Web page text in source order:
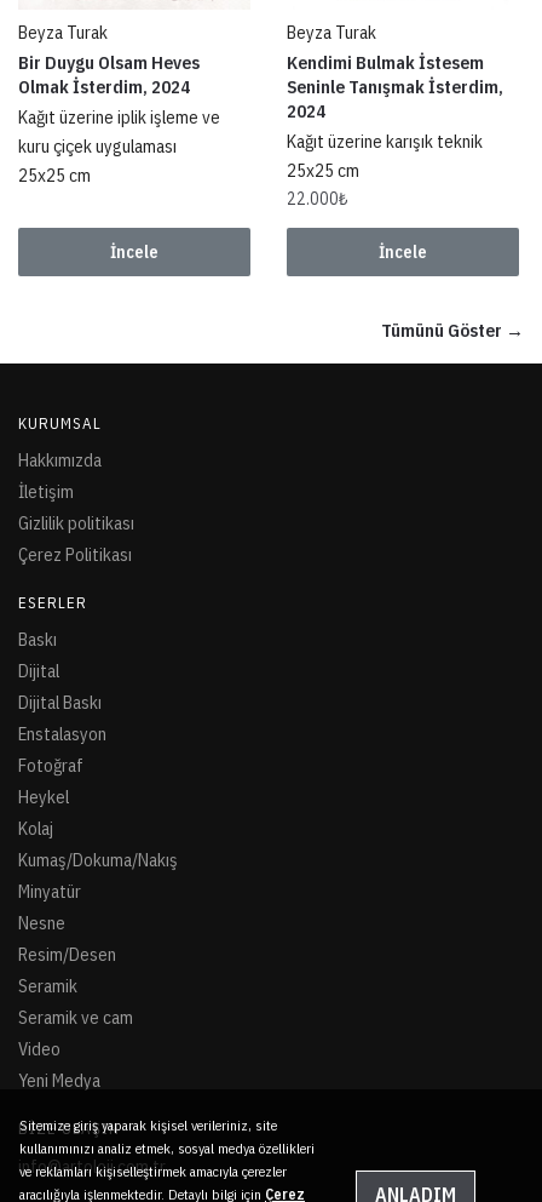
Beyza Turak
Bir Duygu Olsam Heves
Olmak İsterdim, 2024
Kağıt üzerine iplik işleme ve
kuru çiçek uygulaması
25x25 cm
İncele
Beyza Turak
Kendimi Bulmak İstesem
Seninle Tanışmak İsterdim,
2024
Kağıt üzerine karışık teknik
25x25 cm
22.000₺
İncele
Tümünü Göster →
KURUMSAL
Hakkımızda
İletişim
Gizlilik politikası
Çerez Politikası
ESERLER
Baskı
Dijital
Dijital Baskı
Enstalasyon
Fotoğraf
Heykel
Kolaj
Kumaş/Dokuma/Nakış
Minyatür
Nesne
Resim/Desen
Seramik
Seramik ve cam
Video
Yeni Medya
BIZE ULAŞIN
info@artoloji.com.tr
Sitemize giriş yaparak kişisel verileriniz, site
kullanımınızı analiz etmek, sosyal medya özellikleri
ve reklamları kişiselleştirmek amacıyla çerezler
aracılığıyla işlenmektedir. Detaylı bilgi için Çerez ANLADIM